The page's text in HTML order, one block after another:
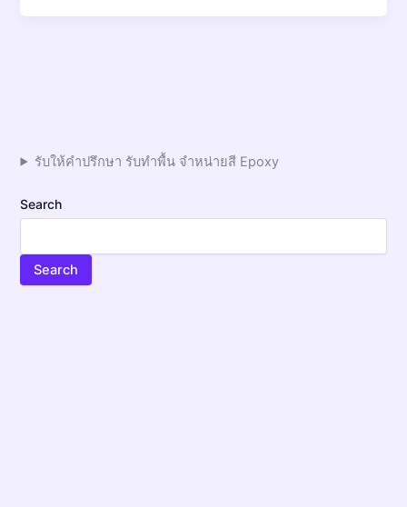
รับให้คำปรึกษา รับทำพื้น จำหน่ายสี Epoxy
Search
Search